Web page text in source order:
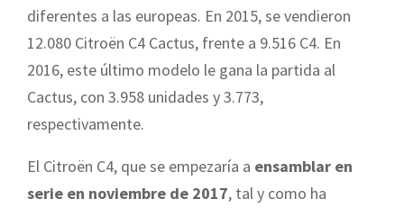
diferentes a las europeas. En 2015, se vendieron
12.080 Citroën C4 Cactus, frente a 9.516 C4. En
2016, este último modelo le gana la partida al
Cactus, con 3.958 unidades y 3.773,
respectivamente.
El Citroën C4, que se empezaría a ensamblar en
serie en noviembre de 2017, tal y como ha